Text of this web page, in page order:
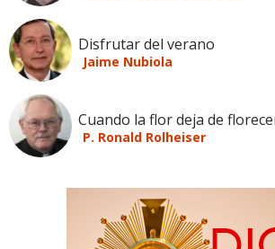
Disfrutar del verano
Jaime Nubiola
Cuando la flor deja de
P. Ronald Rolheiser